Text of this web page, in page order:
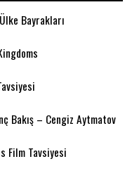
Bayrakları
Bakış – Cengiz Aytmatov
Film Tavsiyesi